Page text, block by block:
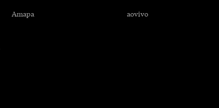
Amapa aovivo